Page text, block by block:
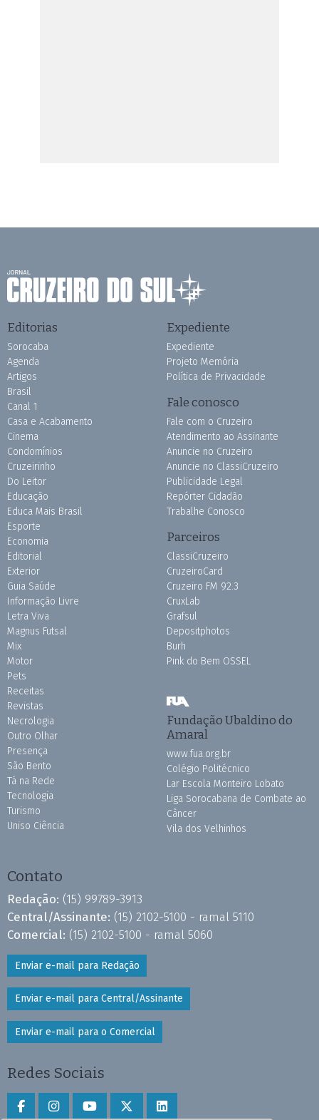
Editorias
Sorocaba
Agenda
Artigos
Brasil
Canal 1
Casa e Acabamento
Cinema
Condomínios
Cruzeirinho
Do Leitor
Educação
Educa Mais Brasil
Esporte
Economia
Editorial
Exterior
Guia Saúde
Informação Livre
Letra Viva
Magnus Futsal
Mix
Motor
Pets
Receitas
Revistas
Necrologia
Outro Olhar
Presença
São Bento
Tá na Rede
Tecnologia
Turismo
Uniso Ciência
Expediente
Expediente
Projeto Memória
Política de Privacidade
Fale conosco
Fale com o Cruzeiro
Atendimento ao Assinante
Anuncie no Cruzeiro
Anuncie no ClassiCruzeiro
Publicidade Legal
Repórter Cidadão
Trabalhe Conosco
Parceiros
ClassiCruzeiro
CruzeiroCard
Cruzeiro FM 92.3
CruxLab
Grafsul
Depositphotos
Burh
Pink do Bem OSSEL
Fundação Ubaldino do
Amaral
www.fua.org.br
Colégio Politécnico
Lar Escola Monteiro Lobato
Liga Sorocabana de Combate ao
Câncer
Vila dos Velhinhos
Contato
Redação: (15) 99789-3913
Central/Assinante: (15) 2102-5100 - ramal 5110
Comercial: (15) 2102-5100 - ramal 5060
Enviar e-mail para Redação
Enviar e-mail para Central/Assinante
Enviar e-mail para o Comercial
Redes Sociais